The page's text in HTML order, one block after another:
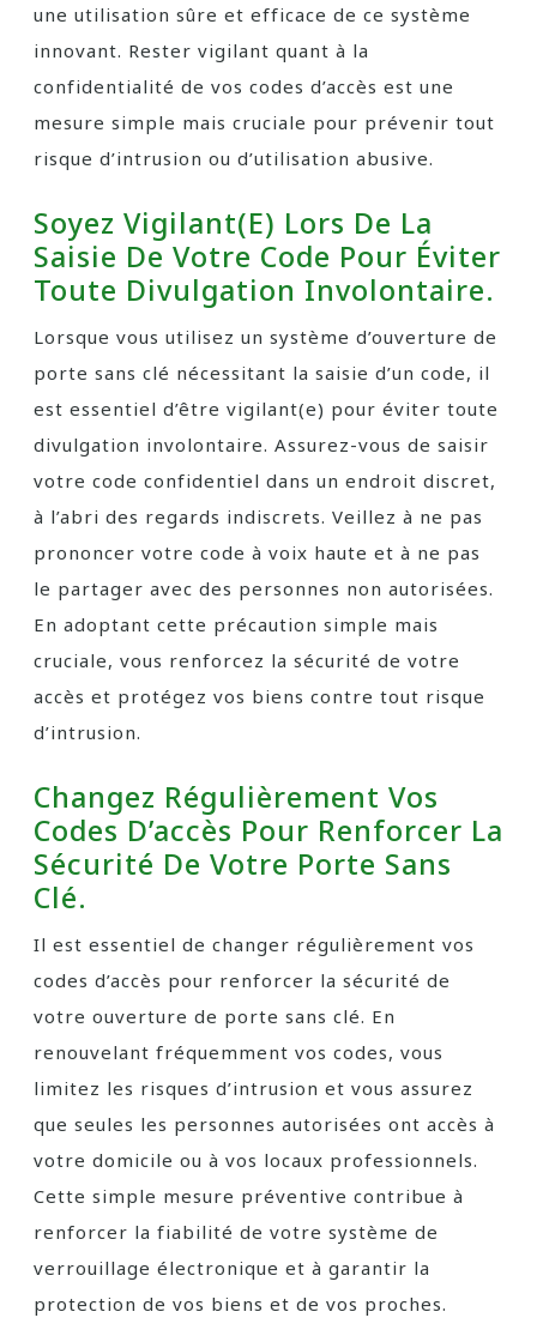
une utilisation sûre et efficace de ce système
innovant. Rester vigilant quant à la
confidentialité de vos codes d’accès est une
mesure simple mais cruciale pour prévenir tout
risque d’intrusion ou d’utilisation abusive.
Soyez Vigilant(e) Lors De La
Saisie De Votre Code Pour Éviter
Toute Divulgation Involontaire.
Lorsque vous utilisez un système d’ouverture de
porte sans clé nécessitant la saisie d’un code, il
est essentiel d’être vigilant(e) pour éviter toute
divulgation involontaire. Assurez-vous de saisir
votre code confidentiel dans un endroit discret,
à l’abri des regards indiscrets. Veillez à ne pas
prononcer votre code à voix haute et à ne pas
le partager avec des personnes non autorisées.
En adoptant cette précaution simple mais
cruciale, vous renforcez la sécurité de votre
accès et protégez vos biens contre tout risque
d’intrusion.
Changez Régulièrement Vos
Codes D’accès Pour Renforcer La
Sécurité De Votre Porte Sans
Clé.
Il est essentiel de changer régulièrement vos
codes d’accès pour renforcer la sécurité de
votre ouverture de porte sans clé. En
renouvelant fréquemment vos codes, vous
limitez les risques d’intrusion et vous assurez
que seules les personnes autorisées ont accès à
votre domicile ou à vos locaux professionnels.
Cette simple mesure préventive contribue à
renforcer la fiabilité de votre système de
verrouillage électronique et à garantir la
protection de vos biens et de vos proches.